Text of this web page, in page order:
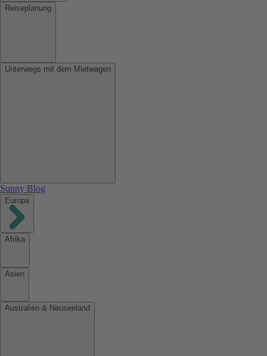
Reiseplanung
Unterwegs mit dem Mietwagen
Sunny Blog
Europa
Afrika
Asien
Australien & Neuseeland